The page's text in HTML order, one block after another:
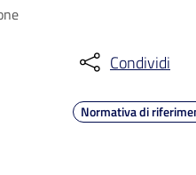
Condividi
Normativa di